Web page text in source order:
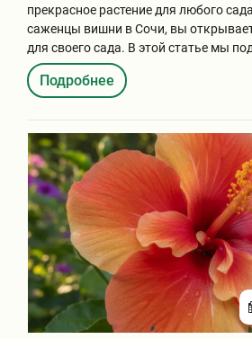
прекрасное растение для любого
саженцы вишни в Сочи, вы
для своего сада. В этой статье мы
Подробнее